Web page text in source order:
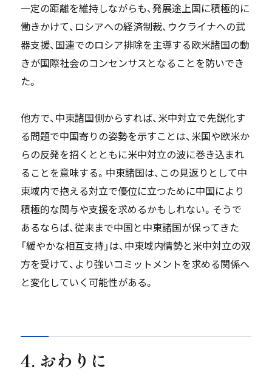
一定の距離を維持しながらも、発展途上国に積極的に
働きかけて、ロシアへの経済制裁、ウクライナへの武
器支援、国連でのロシア排除を主導する欧米諸国の動
きが国際社会のコンセンサスとなることを防いでき
た。
他方で、中東諸国側からすれば、米中対立で先鋭化す
る問題で中国寄りの姿勢を示すことは、米国や欧米か
らの反発を招くとともに米中対立の波に巻き込まれ
ることを意味する。中東諸国は、この見返りとして中
東域内で抱える対立で優位に立つために中国により
積極的な関与や支援を求めるかもしれない。そうで
あるならば、従来まで中国と中東諸国が保ってきた
「緩やかな相互支持」は、中東域内情勢と米中対立の双
方を受けて、より強いコミットメントを求める関係へ
と変化していく可能性がある。
4. おわりに